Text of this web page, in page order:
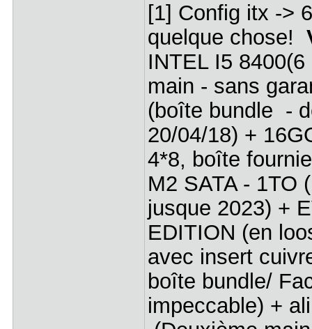
[1] Config itx ->
quelque chose!
INTEL I5
main - sans
(boîte bundle -
20/04/18) +
4*8, boîte
M2 SATA - 1TO
jusque 2023) +
EDITION (en
avec insert
boîte bundle/
impeccable) +